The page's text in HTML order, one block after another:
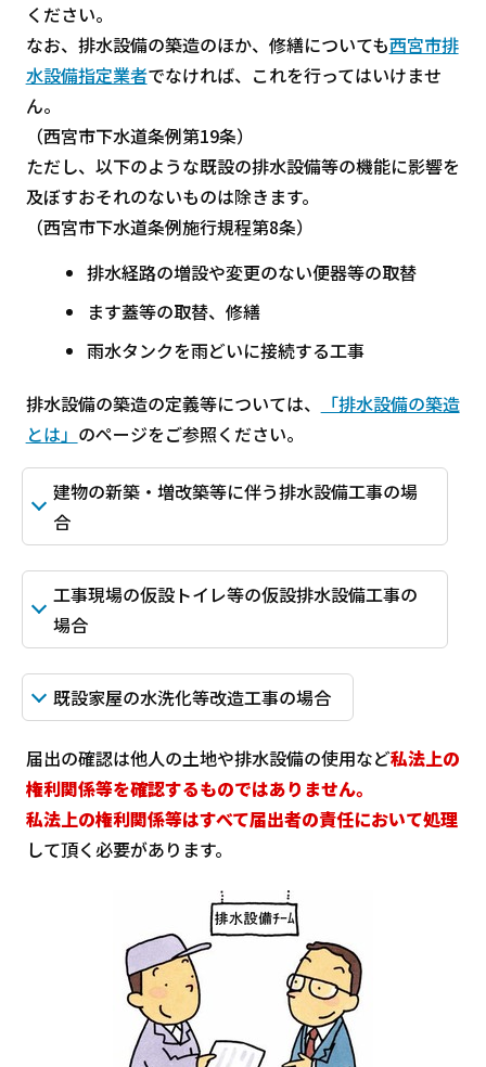
ください。
なお、排水設備の築造のほか、修繕についても西宮市排
水設備指定業者でなければ、これを行ってはいけませ
ん。
（西宮市下水道条例第19条）
ただし、以下のような既設の排水設備等の機能に影響を
及ぼすおそれのないものは除きます。
（西宮市下水道条例施行規程第8条）
排水経路の増設や変更のない便器等の取替
ます蓋等の取替、修繕
雨水タンクを雨どいに接続する工事
排水設備の築造の定義等については、
「排水設備の築造
とは」 のページをご参照ください。
建物の新築・増改築等に伴う排水設備工事の場
合
工事現場の仮設トイレ等の仮設排水設備工事の
場合
既設家屋の水洗化等改造工事の場合
届出の確認は他人の土地や排水設備の使用など私法上の
権利関係等を確認するものではありません。
私法上の権利関係等はすべて届出者の責任において処理
して頂く必要があります。